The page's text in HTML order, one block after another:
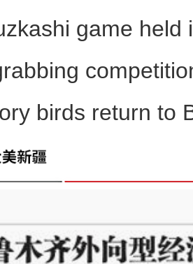
大名著经典曲目邂逅新
game held
birds return to